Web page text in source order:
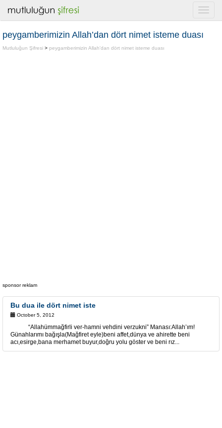
peygamberimizin Allah’dan dört nimet isteme duası
Mutluluğun Şifresi > peygamberimizin Allah'dan dört nimet isteme duası
sponsor reklam
Bu dua ile dört nimet iste
October 5, 2012
“Allahümmağfirli ver-hamni vehdini verzukni” Manası:Allah’ım!
Günahlarımı bağışla(Mağfiret eyle)beni affet,dünya ve ahirette beni
acı,esirge,bana merhamet buyur,doğru yolu göster ve beni rız...